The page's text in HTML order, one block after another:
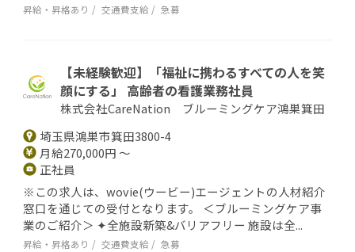
昇給・昇格あり 交通費支給 急募
【未経験歓迎】「福祉に携わるすべての人を笑
顔にする」 高齢者の看護業務社員
株式会社CareNation ブルーミングケア鴻巣箕田
埼玉県鴻巣市箕田3800-4
月給270,000円 ～
正社員
※この求人は、wovie(ウービー)エージェントの人材紹介
窓口を通じての受付となります。 ＜ブルーミングケア事
業のご紹介＞ ✦全施設新築&バリアフリー 施設は全...
昇給・昇格あり 交通費支給 急募